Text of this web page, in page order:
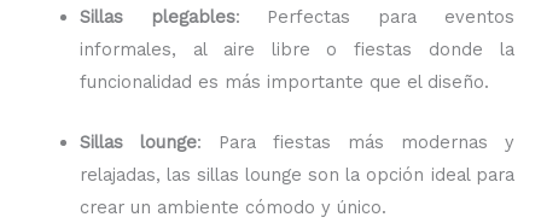
Sillas plegables: Perfectas para eventos
informales, al aire libre o fiestas donde la
funcionalidad es más importante que el diseño.
Sillas lounge: Para fiestas más modernas y
relajadas, las sillas lounge son la opción ideal para
crear un ambiente cómodo y único.